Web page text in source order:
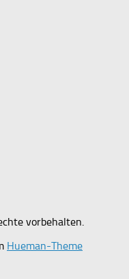
vorbehalten.
Hueman-Theme